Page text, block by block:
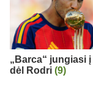
„Barca“ jungiasi
dėl Rodri (9)